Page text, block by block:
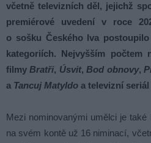
včetně televizních děl, jejichž
premiérové uvedení v roce
o sošku Českého lva
kategoriích. Nejvyšším počtem
filmyBratři, Úsvit,Bod obnovy,
a Tancuj Matyldo a televizní seriál
Mezi nominovanými umělci je
na svém kontě už 16 niminací,